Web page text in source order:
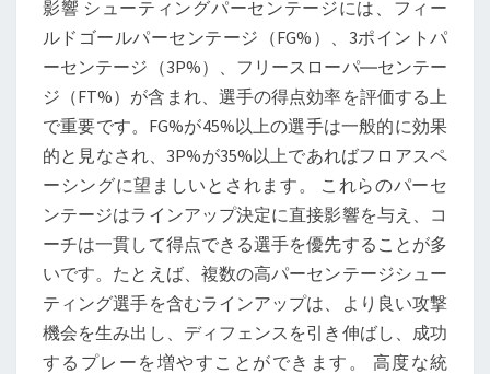
影響 シューティングパーセンテージには、フィー
ルドゴールパーセンテージ（FG%）、3ポイントパ
ーセンテージ（3P%）、フリースローパ―センテー
ジ（FT%）が含まれ、選手の得点効率を評価する上
で重要です。FG%が45%以上の選手は一般的に効果
的と見なされ、3P%が35%以上であればフロアスペ
ーシングに望ましいとされます。 これらのパーセ
ンテージはラインアップ決定に直接影響を与え、コ
ーチは一貫して得点できる選手を優先することが多
いです。たとえば、複数の高パーセンテージシュー
ティング選手を含むラインアップは、より良い攻撃
機会を生み出し、ディフェンスを引き伸ばし、成功
するプレーを増やすことができます。 高度な統